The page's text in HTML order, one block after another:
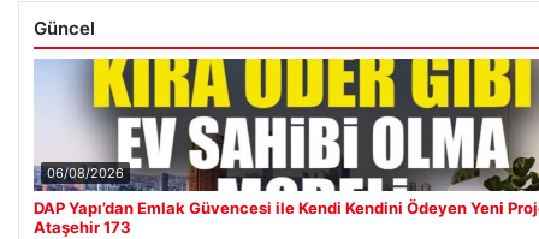
Güncel
06/08/2026
DAP Yapı’dan Emlak Güvencesi ile Kendi Kendini Ödeyen Yeni
Ataşehir 173